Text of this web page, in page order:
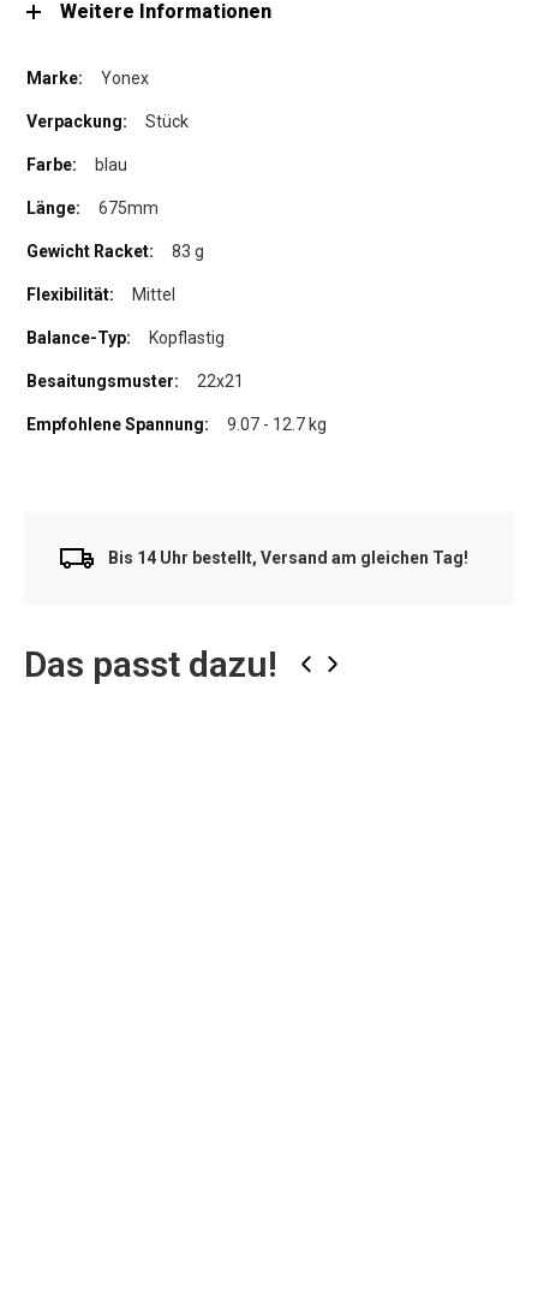
Weitere Informationen
Yonex
Stück
blau
675mm
83 g
Mittel
Kopflastig
22x21
9.07 - 12.7 kg
Bis 14 Uhr bestellt, Versand am gleichen Tag!
Das passt dazu! ‹ ›